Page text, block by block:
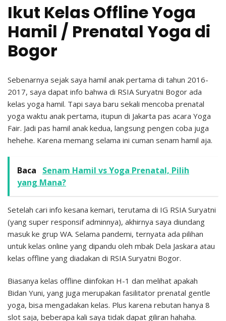
Ikut Kelas Offline Yoga
Hamil / Prenatal Yoga di
Bogor
Sebenarnya sejak saya hamil anak pertama di tahun 2016-
2017, saya dapat info bahwa di RSIA Suryatni Bogor ada
kelas yoga hamil. Tapi saya baru sekali mencoba prenatal
yoga waktu anak pertama, itupun di Jakarta pas acara Yoga
Fair. Jadi pas hamil anak kedua, langsung pengen coba juga
hehehe. Karena memang selama ini cuman senam hamil aja.
Baca
Senam Hamil vs Yoga Prenatal, Pilih
yang Mana?
Setelah cari info kesana kemari, terutama di IG RSIA Suryatni
(yang super responsif adminnya), akhirnya saya diundang
masuk ke grup WA. Selama pandemi, ternyata ada pilihan
untuk kelas online yang dipandu oleh mbak Dela Jaskara atau
kelas offline yang diadakan di RSIA Suryatni Bogor.
Biasanya kelas offline diinfokan H-1 dan melihat apakah
Bidan Yuni, yang juga merupakan fasilitator prenatal gentle
yoga, bisa mengadakan kelas. Plus karena rebutan hanya 8
slot saja, beberapa kali saya tidak dapat giliran hahaha.